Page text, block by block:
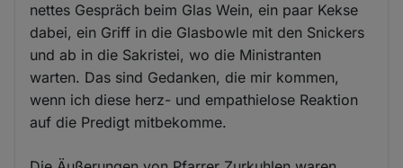
nettes Gespräch beim Glas Wein, ein paar Kekse
dabei, ein Griff in die Glasbowle mit den Snickers
und ab in die Sakristei, wo die Ministranten
warten. Das sind Gedanken, die mir kommen,
wenn ich diese herz- und empathielose Reaktion
auf die Predigt mitbekomme.